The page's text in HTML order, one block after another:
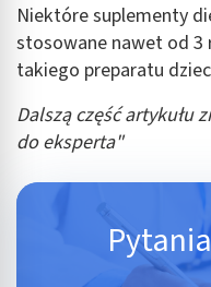
Niektóre suplementy
stosowane nawet od 3
takiego preparatu
Dalszą część artykułu
do eksperta"